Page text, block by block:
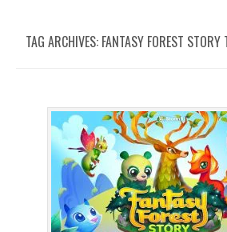
TAG ARCHIVES: FANTASY FOREST